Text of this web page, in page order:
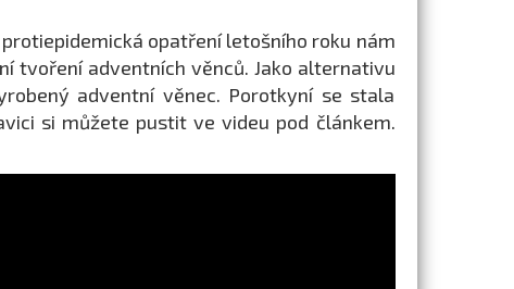
opatření letošního roku nám
tvoření adventních věnců. Jako alternativu
adventní věnec. Porotkyní se stala
si můžete pustit ve videu pod článkem.